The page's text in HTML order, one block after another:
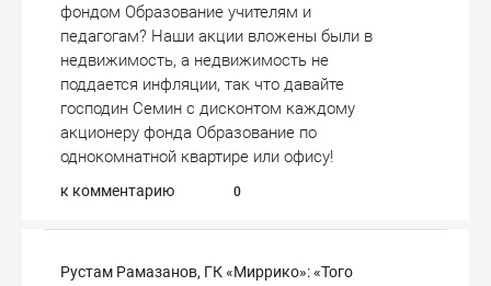
фондом Образование учителям и
педагогам? Наши акции вложены были в
недвижимость, а недвижимость не
поддается инфляции, так что давайте
господин Семин с дисконтом каждому
акционеру фонда Образование по
однокомнатной квартире или офису!
к комментарию 0
Рустам Рамазанов, ГК «Миррико»: «Того